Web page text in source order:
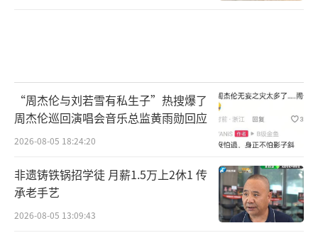
“周杰伦与刘若雪有私生子”热搜爆了
周杰伦巡回演唱会音乐总监黄雨勋回应
2026-08-05 18:24:20
非遗铸铁锅招学徒 月薪1.5万上2休1 传
承老手艺
2026-08-05 13:09:43